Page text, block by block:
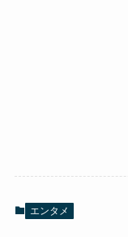
エンタメ